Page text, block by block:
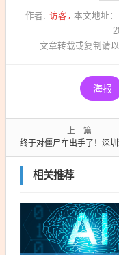
作者: 访客 本文地址：
文章转载或复制请以
海报
上一篇
终于对僵尸车出手了！深圳新规：长期占位不缴费者将罚款并纳
相关推荐